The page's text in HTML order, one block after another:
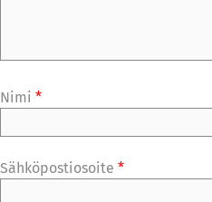
Nimi *
Sähköpostiosoite *